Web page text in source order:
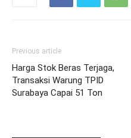
Previous article
Harga Stok Beras Terjaga,
Transaksi Warung TPID
Surabaya Capai 51 Ton